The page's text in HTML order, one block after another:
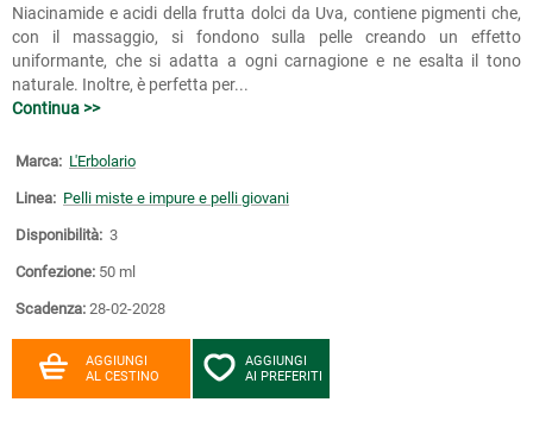
Niacinamide e acidi della frutta dolci da Uva, contiene pigmenti che,
con il massaggio, si fondono sulla pelle creando un effetto
uniformante, che si adatta a ogni carnagione e ne esalta il tono
naturale. Inoltre, è perfetta per...
Continua >>
Marca: L'Erbolario
Linea: Pelli miste e impure e pelli giovani
Disponibilità: 3
Confezione: 50 ml
Scadenza: 28-02-2028
AGGIUNGI
AL CESTINO
AGGIUNGI
AI PREFERITI